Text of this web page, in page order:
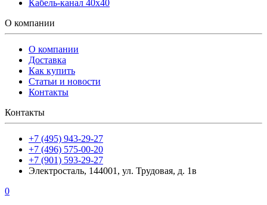
Кабель-канал 40х40
О компании
О компании
Доставка
Как купить
Статьи и новости
Контакты
Контакты
+7 (495) 943-29-27
+7 (496) 575-00-20
+7 (901) 593-29-27
Электросталь, 144001, ул. Трудовая, д. 1в
0